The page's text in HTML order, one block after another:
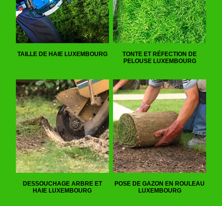
TAILLE DE HAIE LUXEMBOURG
TONTE ET RÉFECTION DE
PELOUSE LUXEMBOURG
DESSOUCHAGE ARBRE ET
HAIE LUXEMBOURG
POSE DE GAZON EN ROULEAU
LUXEMBOURG